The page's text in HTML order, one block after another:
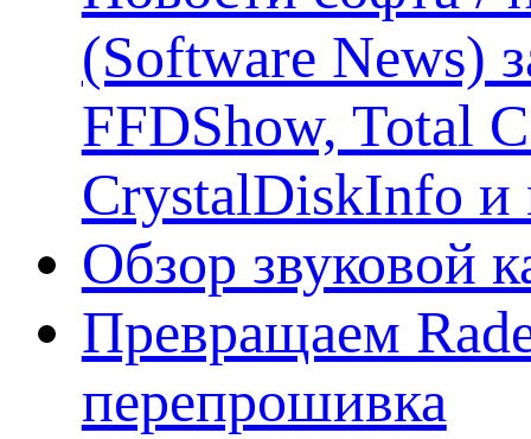
(Software News)
FFDShow, Total
CrystalDiskInfo и
Обзор звуковой
Превращаем
перепрошивка